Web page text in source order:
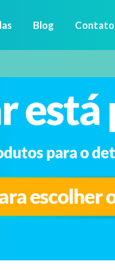
Blog Contato